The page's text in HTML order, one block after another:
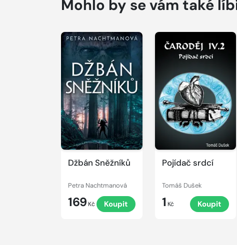
Mohlo by se vám také
Džbán Sněžníků
Petra Nachtmanová
169 Kč Koupit
Pojídač srdcí
Tomáš Dušek
1 Kč Koupit